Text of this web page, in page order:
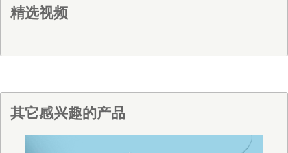
精选视频
其它感兴趣的产品